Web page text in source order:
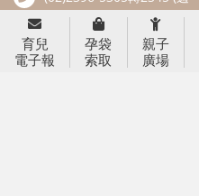
信誼幼兒文學獎
信誼兒童動畫獎
小袋鼠說故事劇團
育兒
電子報
孕袋
索取
親子
廣場